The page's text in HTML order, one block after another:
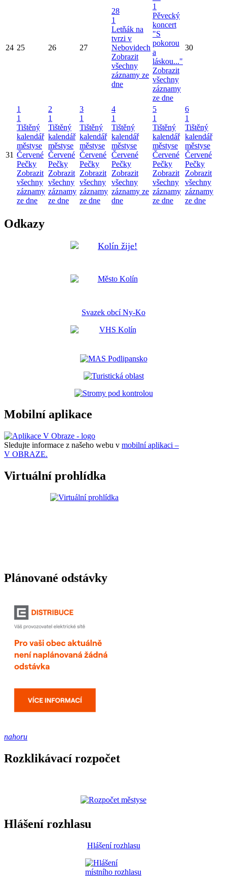
24 25 26 27
28
1
Letňák na
tvrzi v
Nebovidech
Zobrazit
všechny
záznamy ze
dne
1
Pěvecký
koncert
"S
pokorou
a
láskou..."
Zobrazit
všechny
záznamy
ze dne
30
31
1
1
Tištěný
kalendář
městyse
Červené
Pečky
Zobrazit
všechny
záznamy
ze dne
2
1
Tištěný
kalendář
městyse
Červené
Pečky
Zobrazit
všechny
záznamy
ze dne
3
1
Tištěný
kalendář
městyse
Červené
Pečky
Zobrazit
všechny
záznamy
ze dne
4
1
Tištěný
kalendář
městyse
Červené
Pečky
Zobrazit
všechny
záznamy ze
dne
5
1
Tištěný
kalendář
městyse
Červené
Pečky
Zobrazit
všechny
záznamy
ze dne
6
1
Tištěný
kalendář
městyse
Červené
Pečky
Zobrazit
všechny
záznamy
ze dne
Odkazy
Svazek obcí Ny-Ko
Mobilní aplikace
Sledujte informace z našeho webu v mobilní aplikaci –
V OBRAZE.
Virtuální prohlídka
Plánované odstávky
nahoru
Rozklikávací rozpočet
Hlášení rozhlasu
Hlášení rozhlasu